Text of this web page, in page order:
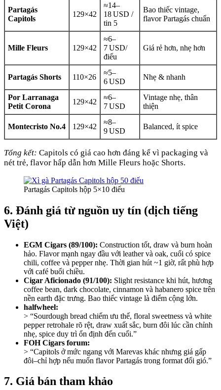
Partagás
Capitols
129×42
≈14–
18 USD /
tin 5
Bao thiếc vintage,
flavor Partagás chuẩn
Mille Fleurs 129×42
≈6–
7 USD/
điếu
Giá rẻ hơn, nhẹ hơn
Partagás Shorts 110×26
≈5–
6 USD
Nhẹ & nhanh
Por Larranaga
Petit Corona
129×42
≈6–
7 USD
Vintage nhẹ, thân
thiện
Montecristo No.4 129×42
≈8–
9 USD
Balanced, ít spice
Tổng kết: Capitols có giá cao hơn đáng kể vì packaging và
nét trẻ, flavor hấp dẫn hơn Mille Fleurs hoặc Shorts.
Partagás Capitols hộp 5×10 điếu
6. Đánh giá từ nguồn uy tín (dịch tiếng
Việt)
EGM Cigars (89/100): Construction tốt, draw và burn hoàn
hảo. Flavor mạnh ngay đầu với leather và oak, cuối có spice
chili, coffee và pepper nhẹ. Thời gian hút ~1 giờ, rất phù hợp
với café buổi chiều.
Cigar Aficionado (91/100): Slight resistance khi hút, hương
coffee bean, dark chocolate, cinnamon và habanero spice trên
nền earth đặc trưng. Bao thiếc vintage là điểm cộng lớn.
halfwheel:
> “Sourdough bread chiếm ưu thế, floral sweetness và white
pepper retrohale rõ rệt, draw xuất sắc, burn đôi lúc cần chỉnh
nhẹ, spice duy trì ổn định đến cuối.”
FOH Cigars forum:
> “Capitols ở mức ngang với Marevas khác nhưng giá gấp
đôi–chỉ hợp nếu muốn flavor Partagás trong format đổi gió.”
7. Giá bán tham khảo